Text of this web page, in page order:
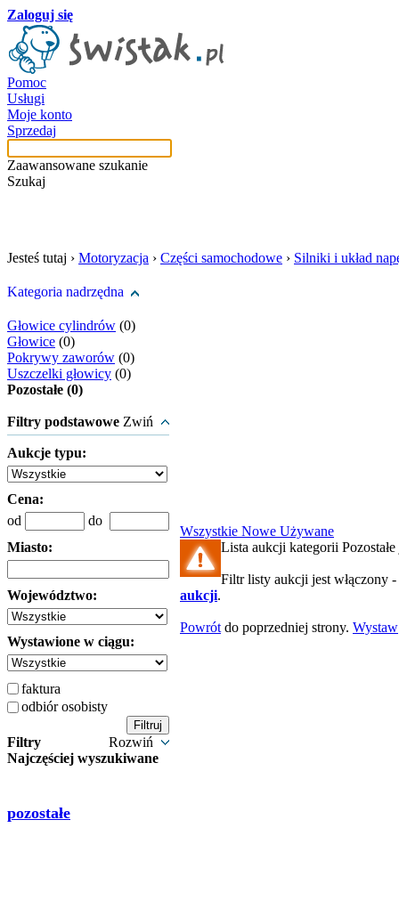
Zaloguj się
Pomoc
Usługi
Moje konto
Sprzedaj
Zaawansowane szukanie
Szukaj
Jesteś tutaj › Motoryzacja › Części samochodowe › Silniki i układ
Kategoria nadrzędna
Głowice cylindrów (0)
Głowice (0)
Pokrywy zaworów (0)
Uszczelki głowicy (0)
Pozostałe (0)
Filtry podstawowe Zwiń
Aukcje typu:
Cena:
od
do
Miasto:
Województwo:
Wystawione w ciągu:
faktura
odbiór osobisty
Filtry
Rozwiń
Najczęściej wyszukiwane
pozostałe
Wszystkie Nowe Używane
Lista aukcji kategorii Pozostałe
Filtr listy aukcji jest włączony -
aukcji.
Powrót do poprzedniej strony. Wystaw